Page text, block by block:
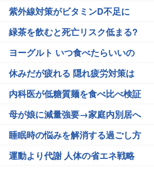
紫外線対策がビタミンD不足に
緑茶を飲むと死亡リスク低まる?
ヨーグルト いつ食べたらいいの
休みだが疲れる 隠れ疲労対策は
内科医が低糖質麺を食べ比べ検証
母が娘に減量強要→家庭内別居へ
睡眠時の悩みを解消する過ごし方
運動より代謝 人体の省エネ戦略